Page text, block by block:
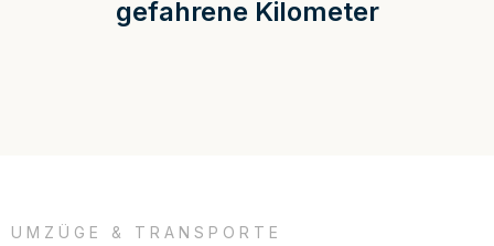
gefahrene Kilometer
UMZÜGE & TRANSPORTE